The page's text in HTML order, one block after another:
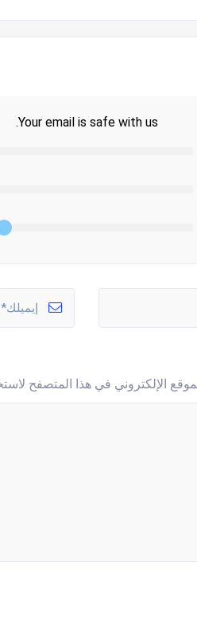
Your email is safe with us.
الإلكتروني في هذا المتصفح